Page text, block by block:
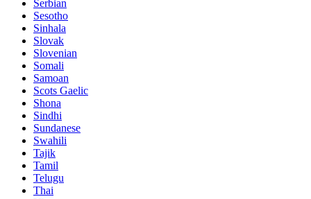
Serbian
Sesotho
Sinhala
Slovak
Slovenian
Somali
Samoan
Scots Gaelic
Shona
Sindhi
Sundanese
Swahili
Tajik
Tamil
Telugu
Thai